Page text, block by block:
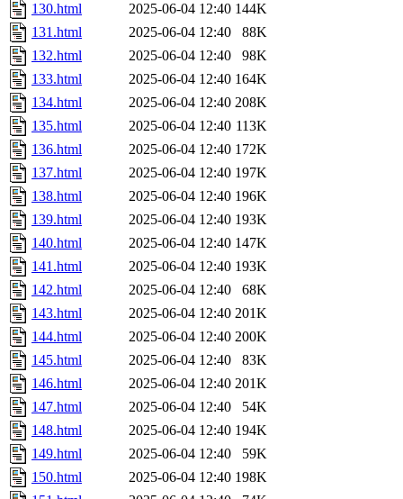
130.html
2025-06-04 12:40 144K
131.html
2025-06-04 12:40
88K
132.html
2025-06-04 12:40
98K
133.html
2025-06-04 12:40 164K
134.html
2025-06-04 12:40 208K
135.html
2025-06-04 12:40 113K
136.html
2025-06-04 12:40 172K
137.html
2025-06-04 12:40 197K
138.html
2025-06-04 12:40 196K
139.html
2025-06-04 12:40 193K
140.html
2025-06-04 12:40 147K
141.html
2025-06-04 12:40 193K
142.html
2025-06-04 12:40
68K
143.html
2025-06-04 12:40 201K
144.html
2025-06-04 12:40 200K
145.html
2025-06-04 12:40
83K
146.html
2025-06-04 12:40 201K
147.html
2025-06-04 12:40
54K
148.html
2025-06-04 12:40 194K
149.html
2025-06-04 12:40
59K
150.html
2025-06-04 12:40 198K